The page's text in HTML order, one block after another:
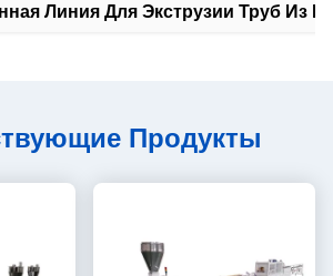
Линия Для Экструзии Труб Из
Продукты